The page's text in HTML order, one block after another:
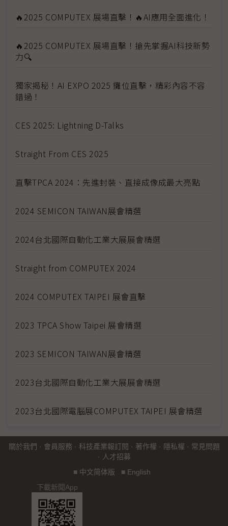
🔥2025 COMPUTEX 展場直擊！🔥AI應用全面進化！
🔥2025 COMPUTEX 展場直擊！搶先掌握AI科技新勢
力🔍
獨家揭秘！AI EXPO 2025 攤位直擊，精彩內容不容
錯過！
CES 2025: Lightning D-Talks
Straight From CES 2025
直擊TPCA 2024：先進封裝、直接成像成最大亮點
2024 SEMICON TAIWAN展會精選
2024台北國際自動化工業大展展會精選
Straight from COMPUTEX 2024
2024 COMPUTEX TAIPEI 展會直擊
2023 TPCA Show Taipei 展會精選
2023 SEMICON TAIWAN展會精選
2023台北國際自動化工業大展展會精選
2023台北國際電腦展COMPUTEX TAIPEI 展會精選
關於我們 · 會員服務 · 科技產業報訂閱 · 著作權 · 隱私權 · 常見問題
· 人才招募
■ 中文简体版 ■ English
下載新聞App